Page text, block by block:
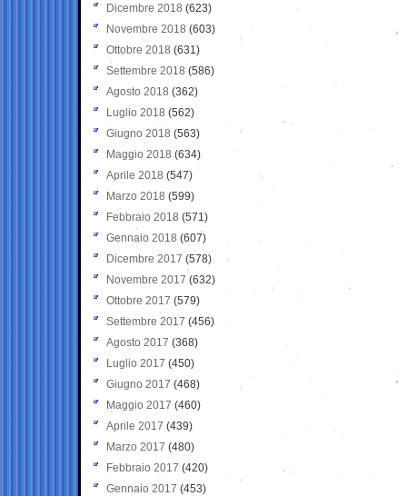
Dicembre 2018 (623)
Novembre 2018 (603)
Ottobre 2018 (631)
Settembre 2018 (586)
Agosto 2018 (362)
Luglio 2018 (562)
Giugno 2018 (563)
Maggio 2018 (634)
Aprile 2018 (547)
Marzo 2018 (599)
Febbraio 2018 (571)
Gennaio 2018 (607)
Dicembre 2017 (578)
Novembre 2017 (632)
Ottobre 2017 (579)
Settembre 2017 (456)
Agosto 2017 (368)
Luglio 2017 (450)
Giugno 2017 (468)
Maggio 2017 (460)
Aprile 2017 (439)
Marzo 2017 (480)
Febbraio 2017 (420)
Gennaio 2017 (453)